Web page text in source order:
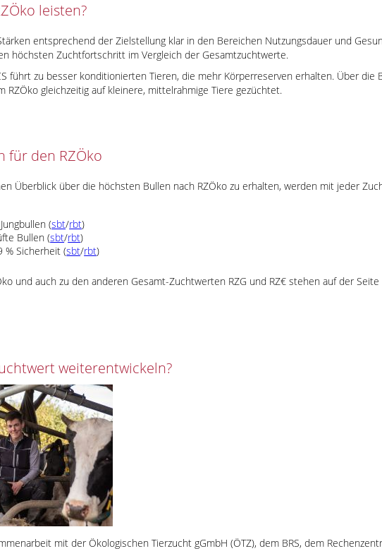
leisten?
entsprechend der Zielstellung klar in den Bereichen Nutzungsdauer und
höchsten Zuchtfortschritt im Vergleich der Gesamtzuchtwerte.
führt zu besser konditionierten Tieren, die mehr Körperreserven erhalten. Über die
RZÖko gleichzeitig auf kleinere, mittelrahmige Tiere gezüchtet.
für den RZÖko
Überblick über die höchsten Bullen nach RZÖko zu erhalten, werden mit jeder
(sbt/rbt)
Bullen (sbt/rbt)
% Sicherheit (sbt/rbt)
und auch zu den anderen Gesamt-Zuchtwerten RZG und RZ€ stehen auf der Seite
weiterentwickeln?
mit der Ökologischen Tierzucht gGmbH (ÖTZ), dem BRS, dem